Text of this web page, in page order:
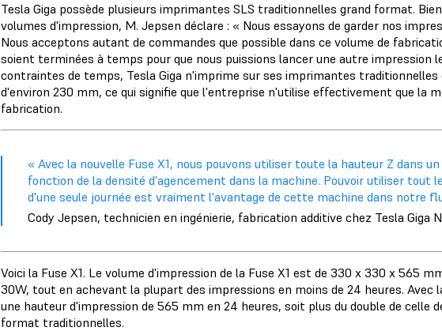
Tesla Giga possède plusieurs imprimantes SLS traditionnelles grand format.
volumes d'impression, M. Jepsen déclare : « Nous essayons de garder nos
Nous acceptons autant de commandes que possible dans ce volume de
soient terminées à temps pour que nous puissions lancer une autre impression
contraintes de temps, Tesla Giga n'imprime sur ses imprimantes
d'environ 230 mm, ce qui signifie que l'entreprise n'utilise effectivement que la
fabrication.
« Avec la nouvelle Fuse X1, nous pouvons utiliser toute la hauteur Z dans
fonction de la densité d'agencement dans la machine. Pouvoir utiliser tout
d'une seule journée est vraiment l'avantage de cette machine dans notre
Cody Jepsen, technicien en ingénierie, fabrication additive chez Tesla Giga
Voici la Fuse X1. Le volume d'impression de la Fuse X1 est de 330 x 330 x 565
30W, tout en achevant la plupart des impressions en moins de 24 heures. Avec
une hauteur d'impression de 565 mm en 24 heures, soit plus du double de celle
format traditionnelles.